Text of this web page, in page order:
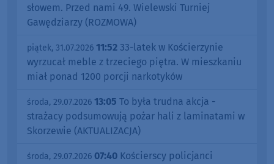
słowem. Przed nami 49. Wielewski Turniej
Gawędziarzy (ROZMOWA)
piątek, 31.07.2026 11:52 33-latek w Kościerzynie
wyrzucał meble z trzeciego piętra. W mieszkaniu
miał ponad 1200 porcji narkotyków
środa, 29.07.2026 13:05 To była trudna akcja -
strażacy podsumowują pożar hali z laminatami w
Skorzewie (AKTUALIZACJA)
środa, 29.07.2026 07:40 Kościerscy policjanci